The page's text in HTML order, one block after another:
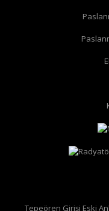
düz radyatör
köşe radyatör
Tepeören Girişi Eski